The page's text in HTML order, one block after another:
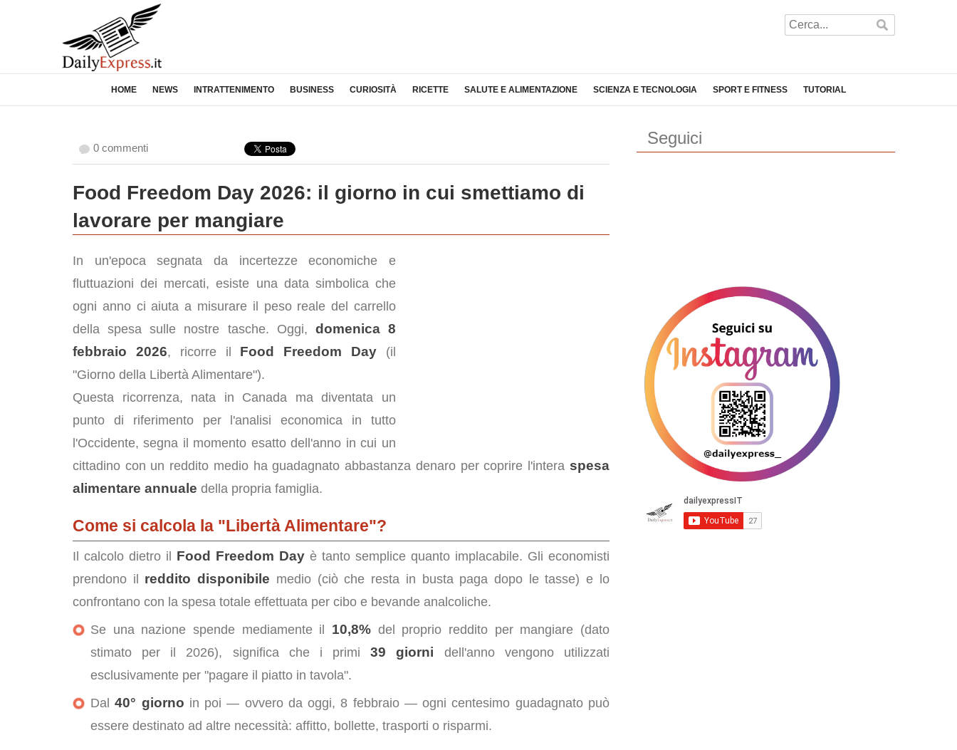
HOME NEWS INTRATTENIMENTO BUSINESS CURIOSITÀ RICETTE SALUTE E ALIMENTAZIONE SCIENZA E TECNOLOGIA SPORT E FITNESS TUTORIAL
0 commenti
Food Freedom Day 2026: il giorno in cui smettiamo di
lavorare per mangiare
In un'epoca segnata da incertezze economiche e
fluttuazioni dei mercati, esiste una data simbolica che
ogni anno ci aiuta a misurare il peso reale del carrello
della spesa sulle nostre tasche. Oggi, domenica 8
febbraio 2026, ricorre il Food Freedom Day (il
"Giorno della Libertà Alimentare").
Questa ricorrenza, nata in Canada ma diventata un
punto di riferimento per l'analisi economica in tutto
l'Occidente, segna il momento esatto dell'anno in cui un
cittadino con un reddito medio ha guadagnato abbastanza denaro per coprire l'intera spesa
alimentare annuale della propria famiglia.
Come si calcola la "Libertà Alimentare"?
Il calcolo dietro il Food Freedom Dayè tanto semplice quanto implacabile. Gli economisti
prendono il reddito disponibile medio (ciò che resta in busta paga dopo le tasse) e lo
confrontano con la spesa totale effettuata per cibo e bevande analcoliche.
Se una nazione spende mediamente il 10,8%del proprio reddito per mangiare (dato
stimato per il 2026), significa che i primi39 giorni dell'anno vengono utilizzati
esclusivamente per "pagare il piatto in tavola".
Dal40° giorno in poi — ovvero da oggi, 8 febbraio — ogni centesimo guadagnato può
essere destinato ad altre necessità: affitto, bollette, trasporti o risparmi.
Seguici